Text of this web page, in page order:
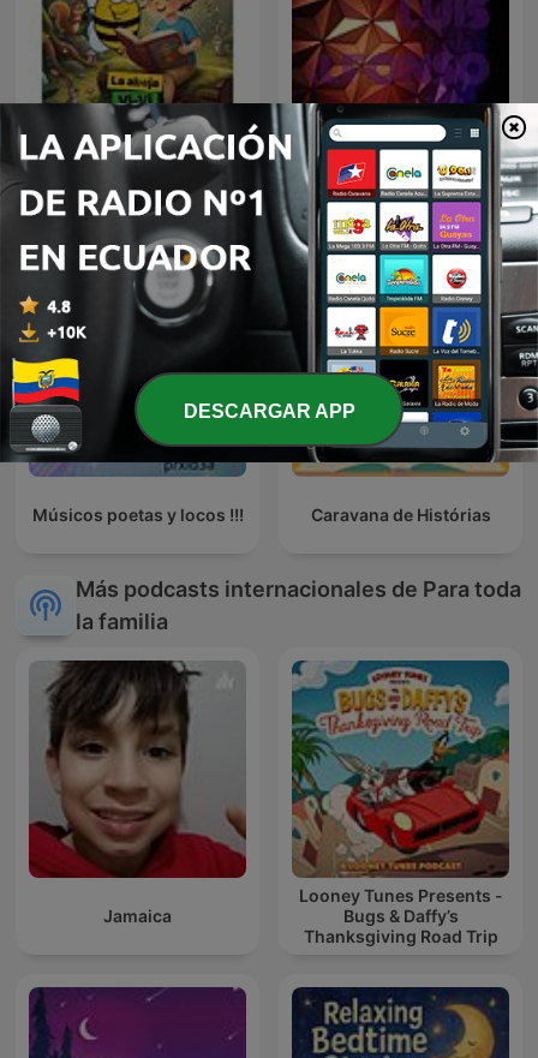
cuentacuentos
LUIS ALFONSO
Músicos poetas y locos !!! Caravana de Histórias
Más podcasts internacionales de Para toda
la familia
Jamaica
Looney Tunes Presents -
Bugs & Daffy’s
Thanksgiving Road Trip
DESCARGAR APP